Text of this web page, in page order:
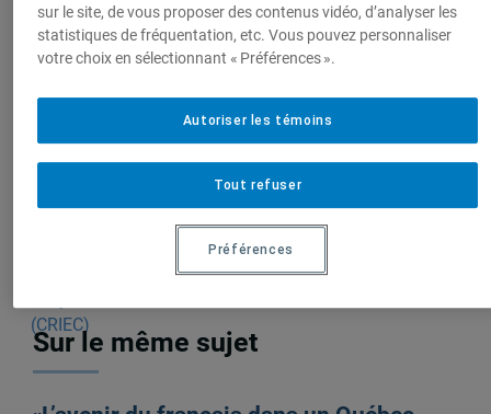
Produit par
Centre de
recherche en
citoyenneté
(CRIEC)
Sur le même sujet
sur le site, de vous proposer des contenus vidéo, d’analyser les
statistiques de fréquentation, etc. Vous pouvez personnaliser
votre choix en sélectionnant « Préférences ».
Tout refuser
Autoriser les témoins
Préférences